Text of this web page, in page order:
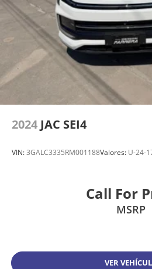
2024 JAC SEI4
VIN:3GALC3335RM001188Valores: U-24-
Call For
MSRP
VER